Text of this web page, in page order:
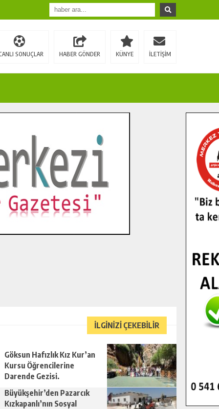
SONUÇLAR HABER GÖNDER KÜNYE İLETİŞİM
İLGİNİZİ ÇEKEBİLİR
Göksun Hafızlık Kız Kur’an
Kursu Öğrencilerine
Darende Gezisi.
Büyükşehir’den Pazarcık
Kızkapanlı’nın Sosyal